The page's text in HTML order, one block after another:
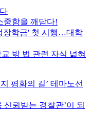
중함을 깨닫다!
장학금' 첫 시행…대학
밖 법 관련 자식 넓혀
평화의 길’ 테마노선
뢰받는 경찰관’이 되